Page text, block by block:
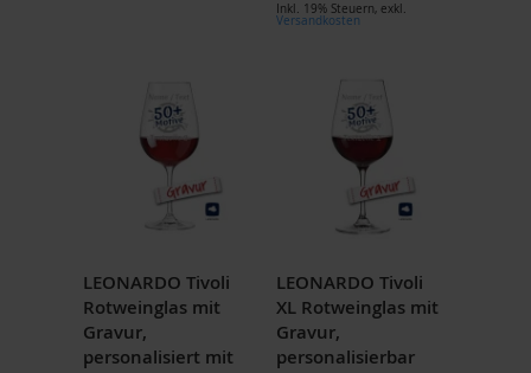
Inkl. 19% Steuern, exkl.
Versandkosten
LEONARDO Tivoli
Rotweinglas mit
Gravur,
personalisiert mit
LEONARDO Tivoli
XL Rotweinglas mit
Gravur,
personalisierbar